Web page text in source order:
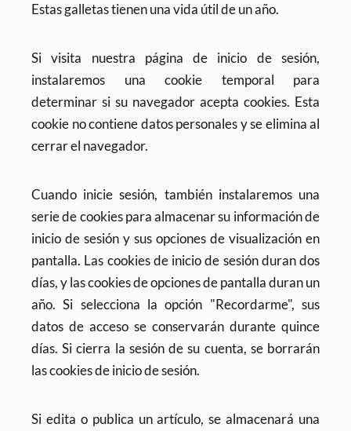
Estas galletas tienen una vida útil de un año.
Si visita nuestra página de inicio de sesión,
instalaremos una cookie temporal para
determinar si su navegador acepta cookies. Esta
cookie no contiene datos personales y se elimina al
cerrar el navegador.
Cuando inicie sesión, también instalaremos una
serie de cookies para almacenar su información de
inicio de sesión y sus opciones de visualización en
pantalla. Las cookies de inicio de sesión duran dos
días, y las cookies de opciones de pantalla duran un
año. Si selecciona la opción "Recordarme", sus
datos de acceso se conservarán durante quince
días. Si cierra la sesión de su cuenta, se borrarán
las cookies de inicio de sesión.
Si edita o publica un artículo, se almacenará una